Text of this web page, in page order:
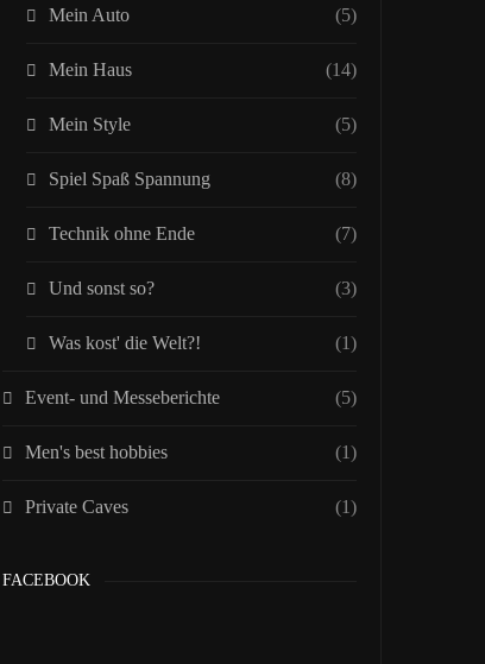
Mein Auto (5)
Mein Haus (14)
Mein Style (5)
Spiel Spaß Spannung (8)
Technik ohne Ende (7)
Und sonst so? (3)
Was kost' die Welt?! (1)
Event- und Messeberichte (5)
Men's best hobbies (1)
Private Caves (1)
FACEBOOK